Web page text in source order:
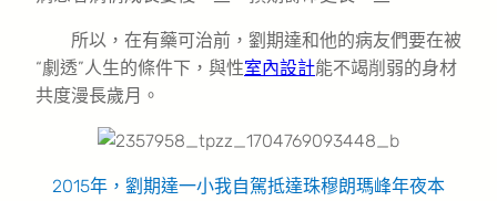
所以，在有藥可治前，劉期達和他的病友們要在被
“劇透”人生的條件下，與性室內設計能不竭削弱的身材
共度漫長歲月。
2015年，劉期達一小我自駕抵達珠穆朗瑪峰年夜本